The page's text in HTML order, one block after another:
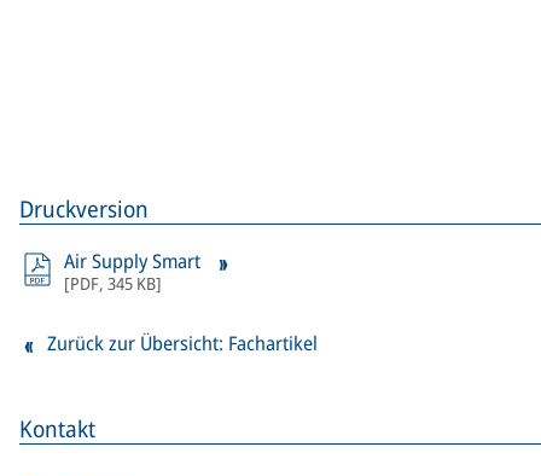
Kontakt
Druckversion
Air Supply Smart
[PDF, 345 KB]
Zurück zur Übersicht: Fachartikel